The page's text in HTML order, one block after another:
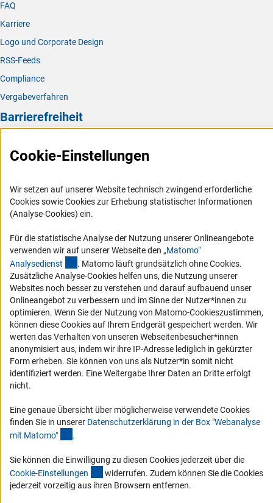
FAQ
Karriere
Logo und Corporate Design
RSS-Feeds
Compliance
Vergabeverfahren
Barrierefreiheit
Erklärung zur Barrierefreiheit
DFG-aktuell
schauen Sie sich die Ausgaben online an.
Zum Newsletter
© 2026 DFG
Impressum Datenschutz Cookie-Einstellungen
Kontakt
Service
Cookie-Einstellungen
Wir setzen auf unserer Website technisch zwingend erforderliche
Cookies sowie Cookies zur Erhebung statistischer Informationen
(Analyse-Cookies) ein.
Für die statistische Analyse der Nutzung unserer Onlineangebote
verwenden wir auf unserer Webseite den „Matomo“
Analysedienst (externer Link)
. Matomo läuft grundsätzlich ohne Cookies.
Zusätzliche Analyse-Cookies helfen uns, die Nutzung unserer
Websites noch besser zu verstehen und darauf aufbauend unser
Onlineangebot zu verbessern und im Sinne der Nutzer*innen zu
optimieren. Wenn Sie der Nutzung von Matomo-Cookieszustimmen,
können diese Cookies auf Ihrem Endgerät gespeichert werden. Wir
werten das Verhalten von unseren Webseitenbesucher*innen
anonymisiert aus, indem wir ihre IP-Adresse lediglich in gekürzter
Form erheben. Sie können von uns als Nutzer*in somit nicht
identifiziert werden. Eine Weitergabe Ihrer Daten an Dritte erfolgt
nicht.
Eine genaue Übersicht über möglicherweise verwendete Cookies
finden Sie in unserer Datenschutzerklärung in der Box "Webanalyse
mit Matomo" .
Sie können die Einwilligung zu diesen Cookies jederzeit über die
Cookie-Einstellungen (interner Link)
widerrufen. Zudem können Sie die Cookies
jederzeit vorzeitig aus ihren Browsern entfernen.